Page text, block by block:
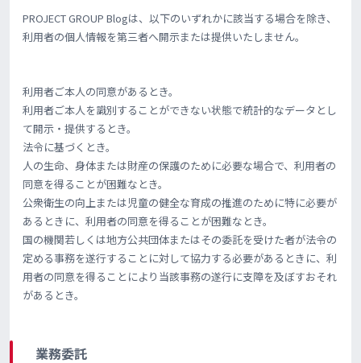
PROJECT GROUP Blogは、以下のいずれかに該当する場合を除き、
利用者の個人情報を第三者へ開示または提供いたしません。
利用者ご本人の同意があるとき。
利用者ご本人を識別することができない状態で統計的なデータとし
て開示・提供するとき。
法令に基づくとき。
人の生命、身体または財産の保護のために必要な場合で、利用者の
同意を得ることが困難なとき。
公衆衛生の向上または児童の健全な育成の推進のために特に必要が
あるときに、利用者の同意を得ることが困難なとき。
国の機関若しくは地方公共団体またはその委託を受けた者が法令の
定める事務を遂行することに対して協力する必要があるときに、利
用者の同意を得ることにより当該事務の遂行に支障を及ぼすおそれ
があるとき。
業務委託